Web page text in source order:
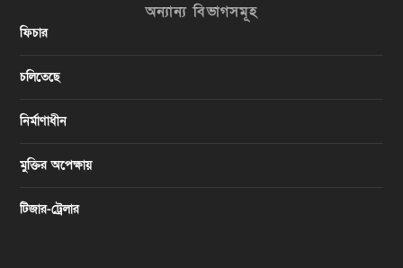
অন্যান্য বিভাগসমূহ
ফিচার
চলিতেছে
নির্মাণাধীন
মুক্তির অপেক্ষায়
টিজার-ট্রেলার